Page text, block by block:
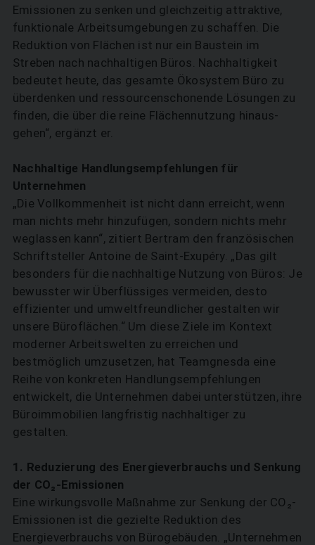
Emissionen zu senken und gleichzeitig attraktive,
funktionale Arbeitsumgebungen zu schaffen. Die
Reduktion von Flächen ist nur ein Baustein im
Streben nach nachhaltigen Büros. Nachhaltigkeit
bedeutet heute, das gesamte Ökosystem Büro zu
überdenken und ressourcenschonende Lösungen zu
finden, die über die reine Flächennutzung hinaus­
gehen“, ergänzt er.
Nachhaltige Handlungsempfehlungen für
Unternehmen
„Die Vollkommenheit ist nicht dann erreicht, wenn
man nichts mehr hinzufügen, sondern nichts mehr
weglassen kann“, zitiert Bertram den französischen
Schriftsteller Antoine de Saint-Exupéry. „Das gilt
besonders für die nachhaltige Nutzung von Büros: Je
bewusster wir Überflüssiges vermeiden, desto
effizienter und umweltfreundlicher gestalten wir
unsere Büroflächen.“ Um diese Ziele im Kontext
moderner Arbeitswelten zu erreichen und
bestmöglich umzusetzen, hat Teamgnesda eine
Reihe von ­konkreten Handlungsempfehlungen
entwickelt, die Unternehmen dabei unterstützen, ihre
Büroimmobilien langfristig nachhal­tiger zu
gestalten.
1. Reduzierung des Energieverbrauchs und Senkung
der CO₂-Emissionen
Eine wirkungsvolle Maßnahme zur Senkung der CO₂-
Emissionen ist die gezielte Reduktion des
Energieverbrauchs von Bürogebäuden. „Unternehmen